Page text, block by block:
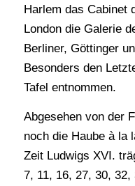
Harlem das Cabinet
London die Galerie
Berliner, Göttinger
Besonders den
Tafel entnommen.
Abgesehen von der
noch die Haube à la
Zeit Ludwigs XVI.
7, 11, 16, 27, 30,